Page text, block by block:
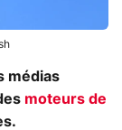
médias
moteurs de